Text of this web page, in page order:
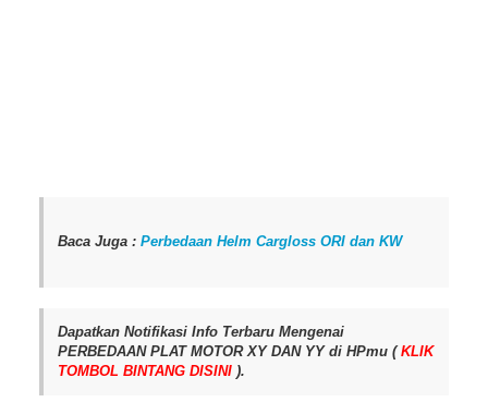
Baca Juga : Perbedaan Helm Cargloss ORI dan KW
Dapatkan Notifikasi Info Terbaru Mengenai
PERBEDAAN PLAT MOTOR XY DAN YY di HPmu (KLIK
TOMBOL BINTANG DISINI ).